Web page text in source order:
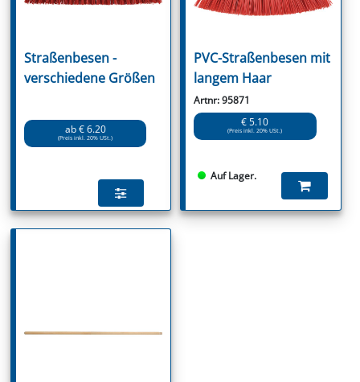
Straßenbesen -
verschiedene Größen
ab € 6.20
(Preis inkl. 20% USt.)
PVC-Straßenbesen mit
langem Haar
Artnr: 95871
€ 5.10
(Preis inkl. 20% USt.)
Auf Lager.